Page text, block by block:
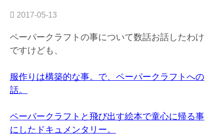
2017-05-13
ペーパークラフトの事について数話お話したわけ
ですけども、
服作りは構築的な事。で、ペーパークラフトへの
話。
ペーパークラフトと飛び出す絵本で童心に帰る事
にしたドキュメンタリー。